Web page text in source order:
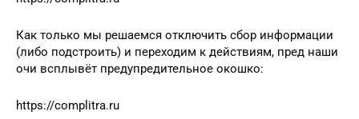
Как только мы решаемся отключить сбор информации
(либо подстроить) и переходим к действиям, пред наши
очи всплывёт предупредительное окошко:
https://complitra.ru